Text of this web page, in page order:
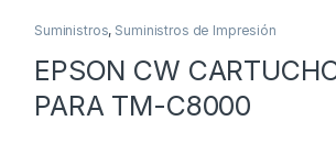
Suministros, Suministros de Impresión
EPSON CW
PARA TM-C8000